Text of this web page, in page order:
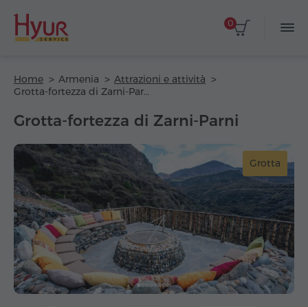
0
Home Armenia
Attrazioni e attività
Grotta-fortezza di Zarni-Parni
Grotta-fortezza di Zarni-Parni
Grotta